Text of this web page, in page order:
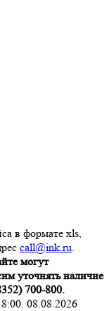
в формате xls,
call@ink.ru.
могут
уточнять наличие
700-800.
08.08.2026